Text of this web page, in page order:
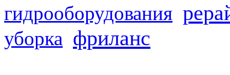
гидрооборудования
уборка фриланс